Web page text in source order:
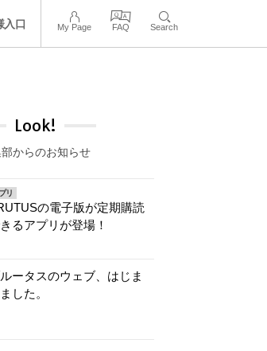
入口 My Page FAQ Search
Look!
からのお知らせ
リ
の電子版が定期購読
るアプリが登場！
ータスのウェブ、はじま
した。